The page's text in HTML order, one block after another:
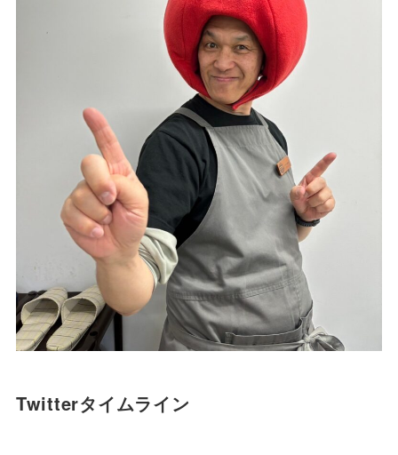
Twitterタイムライン